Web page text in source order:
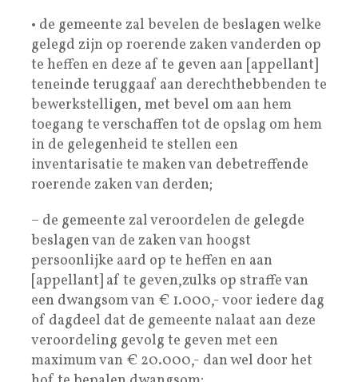
• de gemeente zal bevelen de beslagen welke
gelegd zijn op roerende zaken vanderden op
te heffen en deze af te geven aan [appellant]
teneinde teruggaaf aan derechthebbenden te
bewerkstelligen, met bevel om aan hem
toegang te verschaffen tot de opslag om hem
in de gelegenheid te stellen een
inventarisatie te maken van debetreffende
roerende zaken van derden;
– de gemeente zal veroordelen de gelegde
beslagen van de zaken van hoogst
persoonlijke aard op te heffen en aan
[appellant] af te geven,zulks op straffe van
een dwangsom van € 1.000,- voor iedere dag
of dagdeel dat de gemeente nalaat aan deze
veroordeling gevolg te geven met een
maximum van € 20.000,- dan wel door het